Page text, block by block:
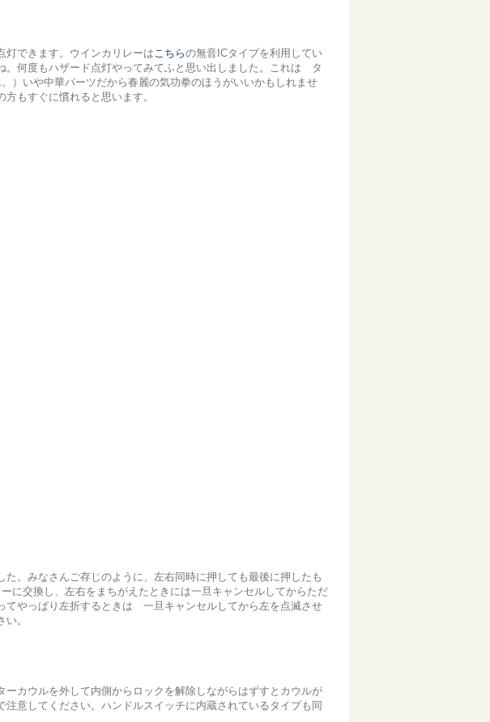
灯できます。ウインカリレーはこちらの無音ICタイプを利用してい
何度もハザード点灯やってみてふと思い出しました。これは タ
）いや中華パーツだから春麗の気功拳のほうがいいかもしれませ
もすぐに慣れると思います。
。みなさんご存じのように、左右同時に押しても最後に押したも
に交換し、左右をまちがえたときには一旦キャンセルしてからただ
てやっぱり左折するときは 一旦キャンセルしてから左を点滅させ
。
カウルを外して内側からロックを解除しながらはずすとカウルが
意してください。ハンドルスイッチに内蔵されているタイプも同